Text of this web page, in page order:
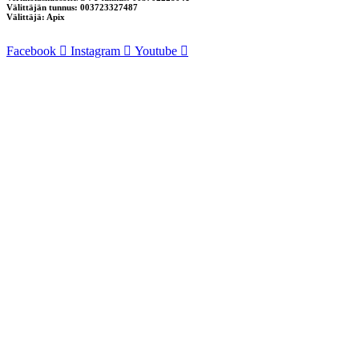
Välittäjän tunnus: 003723327487
Välittäjä: Apix
Facebook Instagram Youtube